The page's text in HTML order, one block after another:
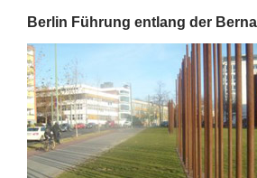
Berlin Führung entlang der